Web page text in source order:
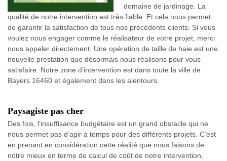
domaine de jardinage. La
qualité de notre intervention est très fiable. Et cela nous permet
de garantir la satisfaction de tous nos précédents clients. Si vous
voulez nous engager comme le réalisateur de votre projet, merci
nous appeler directement. Une opération de taille de haie est une
nouvelle prestation que désormais nous réalisons pour vous
satisfaire. Notre zone d’intervention est dans toute la ville de
Bayers 16460 et également dans les alentours.
Paysagiste pas cher
Des fois, l’insuffisance budgétaire est un grand obstacle qui ne
nous permet pas d’agir à temps pour des différents projets. C’est
en prenant en considération cette réalité que nous faisons de
notre mieux en terme de calcul de coût de notre intervention.